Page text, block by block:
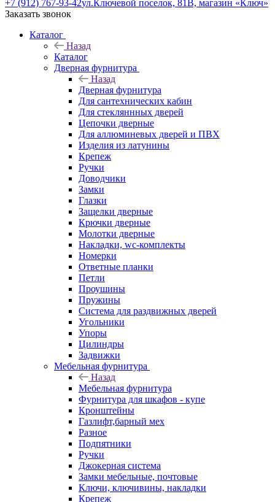
+7 (912) 767-93-42ул.Ключевой поселок, 81В, магазин «Ключ»
Заказать звонок
Каталог
Назад
Каталог
Дверная фурнитура
Назад
Дверная фурнитура
Для сантехнических кабин
Для стекляннных дверей
Цепочки дверные
Для аллюминевых дверей и ПВХ
Изделия из латунины
Крепеж
Ручки
Доводчики
Замки
Глазки
Защелки дверные
Крючки дверные
Молотки дверные
Накладки, wc-комплекты
Номерки
Ответные планки
Петли
Проушины
Пружины
Система для раздвижных дверей
Угольники
Упоры
Цилиндры
Задвижки
Мебельная фурнитура
Назад
Мебельная фурнитура
Фурнитура для шкафов - купе
Кронштейны
Газлифт,барный мех
Разное
Подпятники
Ручки
Джокерная система
Замки мебельные, почтовые
Ключи, ключивины, накладки
Крепеж